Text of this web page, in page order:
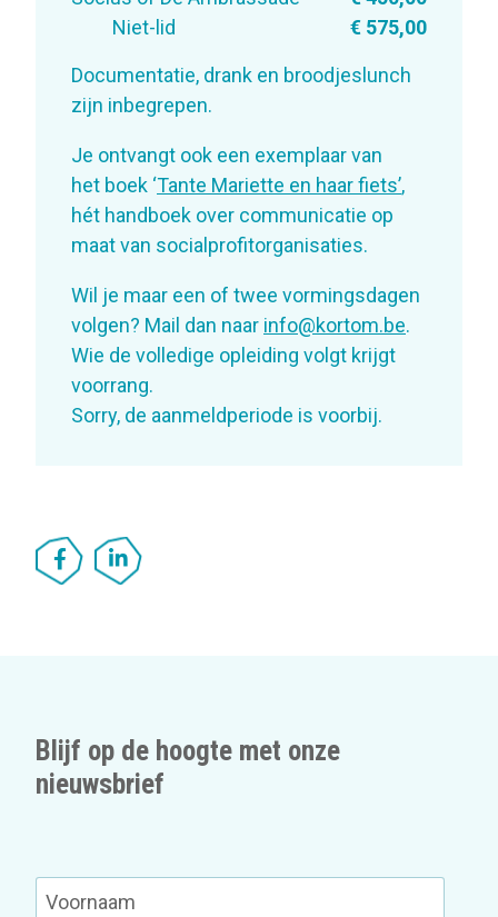
Niet-lid
€ 575,00
Documentatie, drank en broodjeslunch
zijn inbegrepen.
Je ontvangt ook een exemplaar van
het boek ‘Tante Mariette en haar fiets’,
hét handboek over communicatie op
maat van socialprofitorganisaties.
Wil je maar een of twee vormingsdagen
volgen? Mail dan naar info@kortom.be.
Wie de volledige opleiding volgt krijgt
voorrang.
Sorry, de aanmeldperiode is voorbij.
Blijf op de hoogte met onze
nieuwsbrief